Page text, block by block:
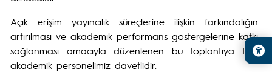
Açık erişim yayıncılık süreçlerine ilişkin farkındalığın
artırılması ve akademik performans göstergelerine katkı
sağlanması amacıyla düzenlenen bu toplantıya tüm
akademik personelimiz davetlidir.